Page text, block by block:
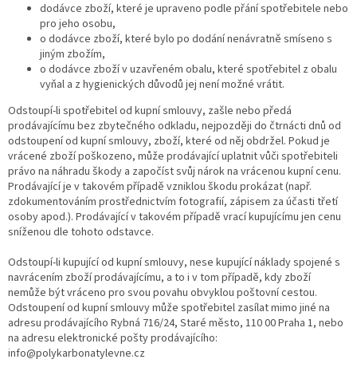
dodávce zboží, které je upraveno podle přání spotřebitele nebo
pro jeho osobu,
o dodávce zboží, které bylo po dodání nenávratně smíseno s
jiným zbožím,
o dodávce zboží v uzavřeném obalu, které spotřebitel z obalu
vyňal a z hygienických důvodů jej není možné vrátit.
Odstoupí-li spotřebitel od kupní smlouvy, zašle nebo předá
prodávajícímu bez zbytečného odkladu, nejpozději do čtrnácti dnů od
odstoupení od kupní smlouvy, zboží, které od něj obdržel. Pokud je
vrácené zboží poškozeno, může prodávající uplatnit vůči spotřebiteli
právo na náhradu škody a započíst svůj nárok na vrácenou kupní cenu.
Prodávající je v takovém případě vzniklou škodu prokázat (např.
zdokumentováním prostřednictvím fotografií, zápisem za účasti třetí
osoby apod.). Prodávající v takovém případě vrací kupujícímu jen cenu
sníženou dle tohoto odstavce.
Odstoupí-li kupující od kupní smlouvy, nese kupující náklady spojené s
navrácením zboží prodávajícímu, a to i v tom případě, kdy zboží
nemůže být vráceno pro svou povahu obvyklou poštovní cestou.
Odstoupení od kupní smlouvy může spotřebitel zasílat mimo jiné na
adresu prodávajícího Rybná 716/24, Staré město, 110 00 Praha 1, nebo
na adresu elektronické pošty prodávajícího:
info@polykarbonatylevne.cz